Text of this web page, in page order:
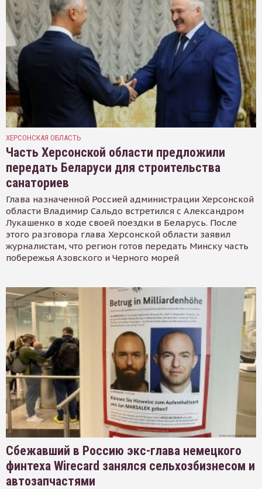
ХЕРСОНСКАЯ ОБЛАСТЬ
Часть Херсонской области предложили
передать Беларуси для строительства
санаториев
Глава назначенной Россией администрации Херсонской
области Владимир Сальдо встретился с Александром
Лукашенко в ходе своей поездки в Беларусь. После
этого разговора глава Херсонской области заявил
журналистам, что регион готов передать Минску часть
побережья Азовского и Черного морей
Сбежавший в Россию экс-глава немецкого
финтеха Wirecard занялся сельхозбизнесом и
автозапчастями